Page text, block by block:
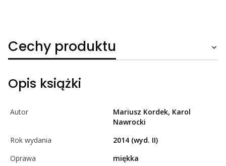
Cechy produktu
Opis książki
Autor
Mariusz Kordek, Karol
Nawrocki
Rok wydania
2014 (wyd. II)
Oprawa
miękka